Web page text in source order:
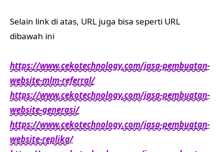
Selain link di atas, URL juga bisa seperti URL
dibawah ini
https://www.cekotechnology.com/jasa-pembuatan-
website-mlm-referral/
https://www.cekotechnology.com/jasa-pembuatan-
website-generasi/
https://www.cekotechnology.com/jasa-pembuatan-
website-replika/